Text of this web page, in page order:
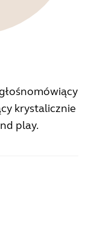
krystalicznie
play.